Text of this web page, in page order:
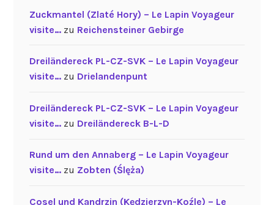
Zuckmantel (Zlaté Hory) – Le Lapin Voyageur
visite…zu Reichensteiner Gebirge
Dreiländereck PL-CZ-SVK – Le Lapin Voyageur
visite…zu Drielandenpunt
Dreiländereck PL-CZ-SVK – Le Lapin Voyageur
visite…zu Dreiländereck B-L-D
Rund um den Annaberg – Le Lapin Voyageur
visite…zu Zobten (Ślęża)
Cosel und Kandrzin (Kędzierzyn-Koźle) – Le